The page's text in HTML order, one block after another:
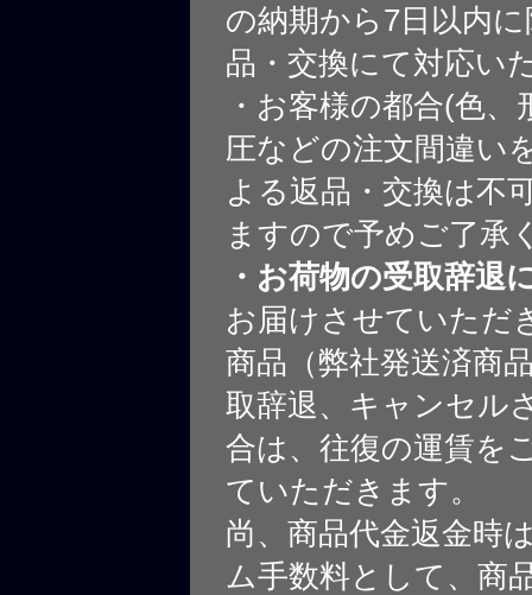
の納期から7日以内
品・交換にて対応い
・お客様の都合(色、
圧などの注文間違い
よる返品・交換は不
ますので予めご了承
・お荷物の受取辞退
お届けさせていただ
商品（弊社発送済商
取辞退、キャンセル
合は、往復の運賃を
ていただきます。
尚、商品代金返金時
ム手数料として、商